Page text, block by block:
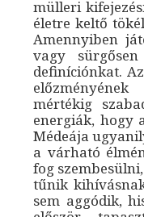
mülleri
életre keltő
Amennyiben
vagy
definíciónkat.
mértékig
energiák, hogy
Médeája
a várható
fog
tűnik
sem aggódik,